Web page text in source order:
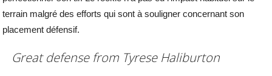
terrain malgré des efforts qui sont à souligner concernant son
placement défensif.
Great defense from Tyrese Haliburton